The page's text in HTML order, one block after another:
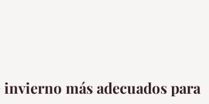
más adecuados para